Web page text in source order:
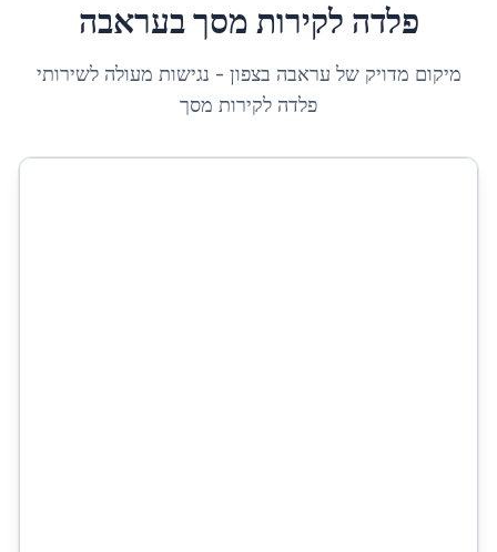
פלדה לקירות מסךבעראבה
מיקום מדויק של עראבה בצפון - נגישות מעולה לשירותי
פלדה לקירות מסך